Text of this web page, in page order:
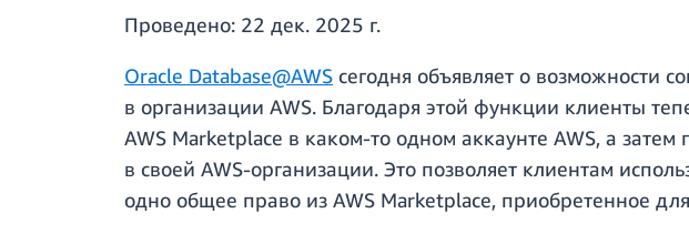
Проведено: 22 дек. 2025 г.
Oracle Database@AWS сегодня объявляет о возможности
в организации AWS. Благодаря этой функции клиенты
AWS Marketplace в каком-то одном аккаунте AWS, а
в своей AWS-организации. Это позволяет клиентам
одно общее право из AWS Marketplace, приобретенное